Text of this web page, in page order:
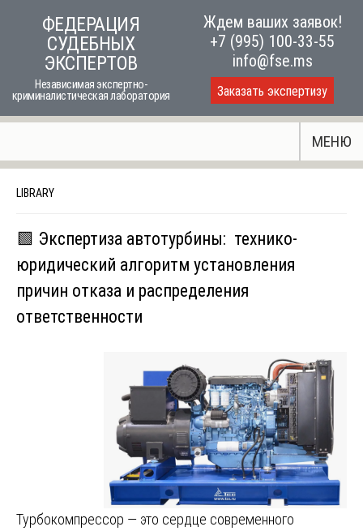
ФЕДЕРАЦИЯ
СУДЕБНЫХ
ЭКСПЕРТОВ
Независимая экспертно-
криминалистическая лаборатория
Ждем ваших заявок!
+7 (995) 100-33-55
info@fse.ms
Заказать экспертизу
МЕНЮ
LIBRARY
🟩 Экспертиза автотурбины: технико-
юридический алгоритм установления
причин отказа и распределения
ответственности
Турбокомпрессор — это сердце современного